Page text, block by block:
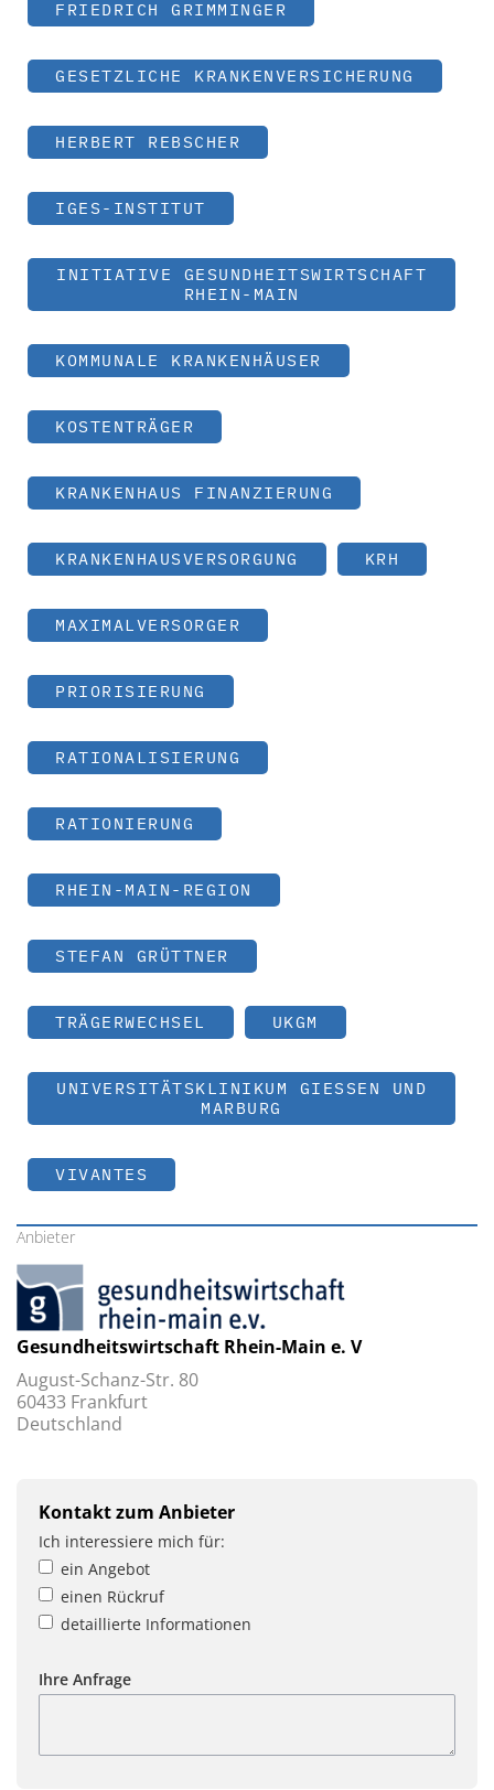
FRIEDRICH GRIMMINGER
GESETZLICHE KRANKENVERSICHERUNG
HERBERT REBSCHER
IGES-INSTITUT
INITIATIVE GESUNDHEITSWIRTSCHAFT
RHEIN-MAIN
KOMMUNALE KRANKENHÄUSER
KOSTENTRÄGER
KRANKENHAUS FINANZIERUNG
KRANKENHAUSVERSORGUNG KRH
MAXIMALVERSORGER
PRIORISIERUNG
RATIONALISIERUNG
RATIONIERUNG
RHEIN-MAIN-REGION
STEFAN GRÜTTNER
TRÄGERWECHSEL UKGM
UNIVERSITÄTSKLINIKUM GIESSEN UND M
ARBURG
VIVANTES
Anbieter
Gesundheitswirtschaft Rhein-Main e. V
August-Schanz-Str. 80
60433 Frankfurt
Deutschland
Kontakt zum Anbieter
Ich interessiere mich für:
ein Angebot
einen Rückruf
detaillierte Informationen
Ihre Anfrage